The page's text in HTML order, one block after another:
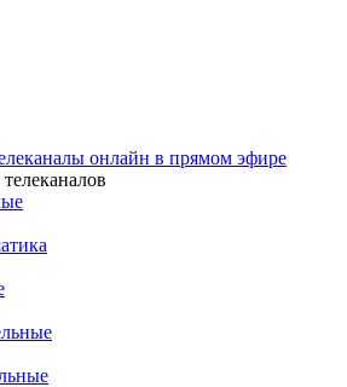
онлайн в прямом эфире